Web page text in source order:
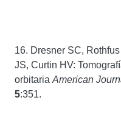
16. Dresner SC,
JS, Curtin HV:
orbitaria American
5:351.